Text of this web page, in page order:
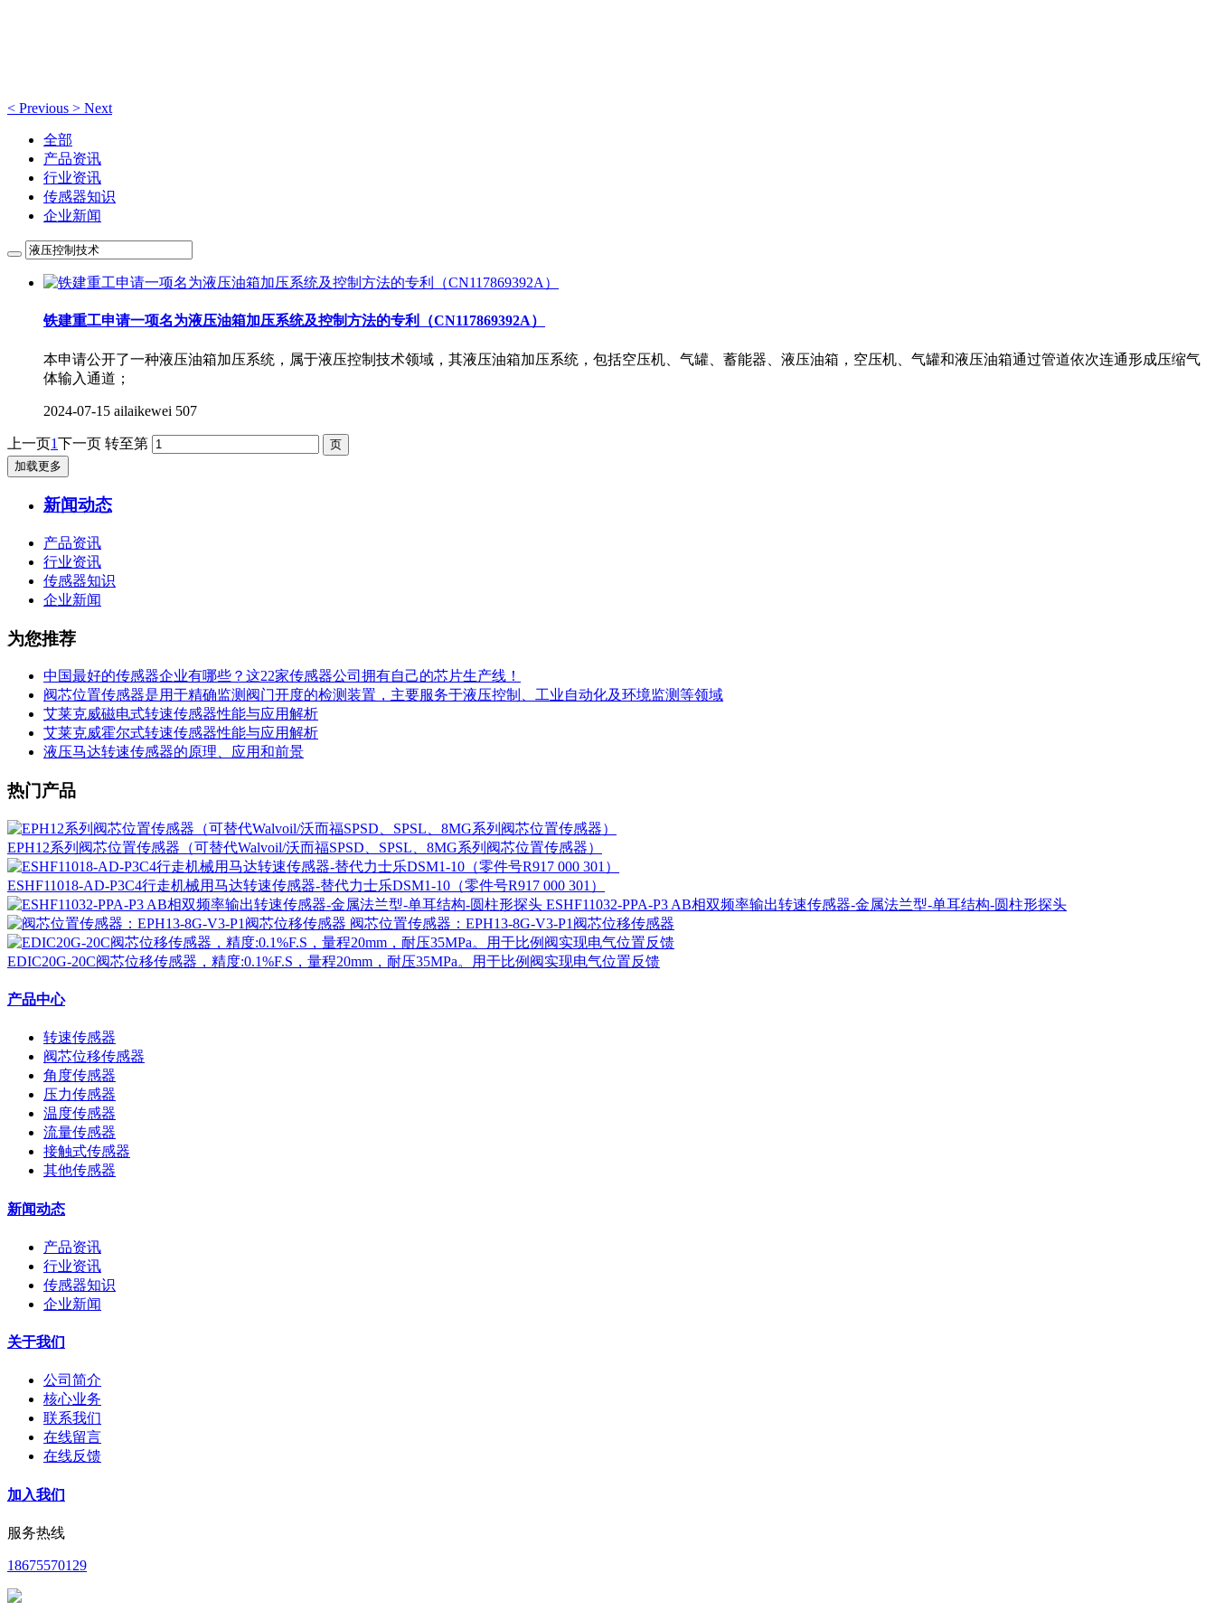
< Previous > Next
全部
产品资讯
行业资讯
传感器知识
企业新闻
铁建重工申请一项名为液压油箱加压系统及控制方法的专利（CN117869392A）
本申请公开了一种液压油箱加压系统，属于液压控制技术领域，其液压油箱加压系统，包括空压机、气罐、蓄能器、液压油箱，空压机、气罐和液压油箱通过管道依次连通形成压缩气
体输入通道；
2024-07-15 ailaikewei 507
上一页1下一页 转至第
加载更多
新闻动态
产品资讯
行业资讯
传感器知识
企业新闻
为您推荐
中国最好的传感器企业有哪些？这22家传感器公司拥有自己的芯片生产线！
阀芯位置传感器是用于精确监测阀门开度的检测装置，主要服务于液压控制、工业自动化及环境监测等领域
艾莱克威磁电式转速传感器性能与应用解析
艾莱克威霍尔式转速传感器性能与应用解析
液压马达转速传感器的原理、应用和前景
热门产品
EPH12系列阀芯位置传感器（可替代Walvoil/沃而福SPSD、SPSL、8MG系列阀芯位置传感器）
ESHF11018-AD-P3C4行走机械用马达转速传感器-替代力士乐DSM1-10（零件号R917 000 301）
ESHF11032-PPA-P3 AB相双频率输出转速传感器-金属法兰型-单耳结构-圆柱形探头
阀芯位置传感器：EPH13-8G-V3-P1阀芯位移传感器
EDIC20G-20C阀芯位移传感器，精度:0.1%F.S，量程20mm，耐压35MPa。用于比例阀实现电气位置反馈
产品中心
转速传感器
阀芯位移传感器
角度传感器
压力传感器
温度传感器
流量传感器
接触式传感器
其他传感器
新闻动态
产品资讯
行业资讯
传感器知识
企业新闻
关于我们
公司简介
核心业务
联系我们
在线留言
在线反馈
加入我们
服务热线
18675570129